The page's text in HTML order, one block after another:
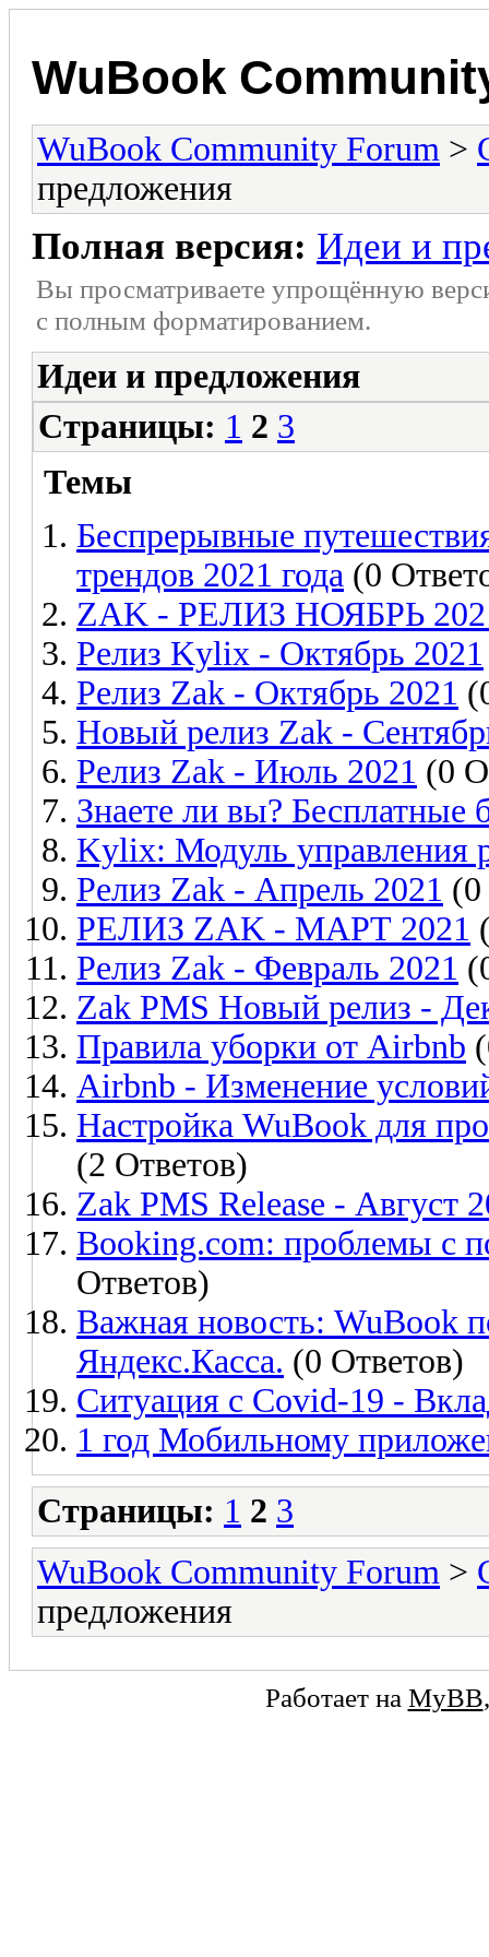
WuBook
WuBook Community Forum >
предложения
Полная версия: Идеи и
Вы просматриваете упрощённую
с полным форматированием.
Идеи и предложения
Страницы: 1 2 3
Темы
Беспрерывные
трендов 2021 года (0
ZAK - РЕЛИЗ НОЯБРЬ
Релиз Kylix - Октябрь 2021
Релиз Zak - Октябрь 2021
Новый релиз Zak -
Релиз Zak - Июль 2021 (0
Знаете ли вы? Бесплатные
Kylix: Модуль управления
Релиз Zak - Апрель 2021 (0
РЕЛИЗ ZAK - МАРТ 2021
Релиз Zak - Февраль 2021
Zak PMS Новый релиз -
Правила уборки от Airbnb
Airbnb - Изменение
Настройка WuBook для
(2 Ответов)
Zak PMS Release - Август
Booking.com: проблемы с
Ответов)
Важная новость: WuBook
Яндекс.Касса. (0 Ответов)
Ситуация с Covid-19 -
1 год Мобильному
Страницы: 1 2 3
WuBook Community Forum >
предложения
Работает на MyBB